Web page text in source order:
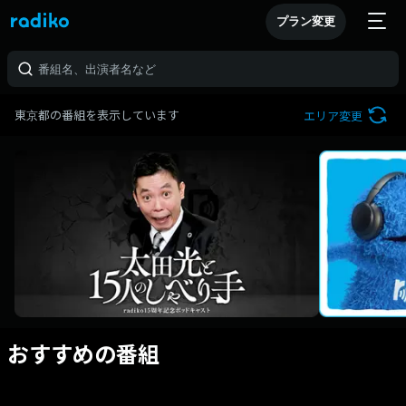
プラン変更
東京都の番組を表示しています エリア変更
おすすめの番組